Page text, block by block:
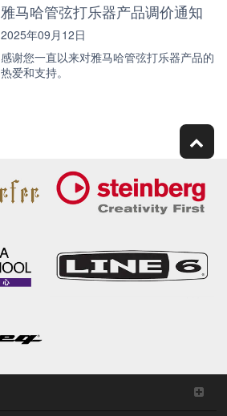
雅马哈管弦打乐器产品调价通知
2025年09月12日
感谢您一直以来对雅马哈管弦打乐器产品的
热爱和支持。